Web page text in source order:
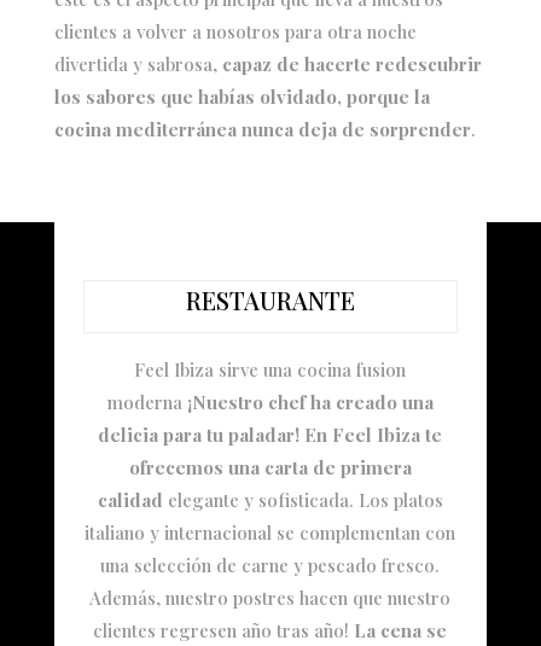
clientes a volver a nosotros para otra noche
divertida y sabrosa, capaz de hacerte redescubrir
los sabores que habías olvidado, porque la
cocina mediterránea nunca deja de sorprender.
RESTAURANTE
Feel Ibiza sirve una cocina fusion
moderna ¡Nuestro chef ha creado una
delicia para tu paladar! En Feel Ibiza te
ofrecemos una carta de primera
calidad elegante y sofisticada. Los platos
italiano y internacional se complementan con
una selección de carne y pescado fresco.
Además, nuestro postres hacen que nuestro
clientes regresen año tras año! La cena se